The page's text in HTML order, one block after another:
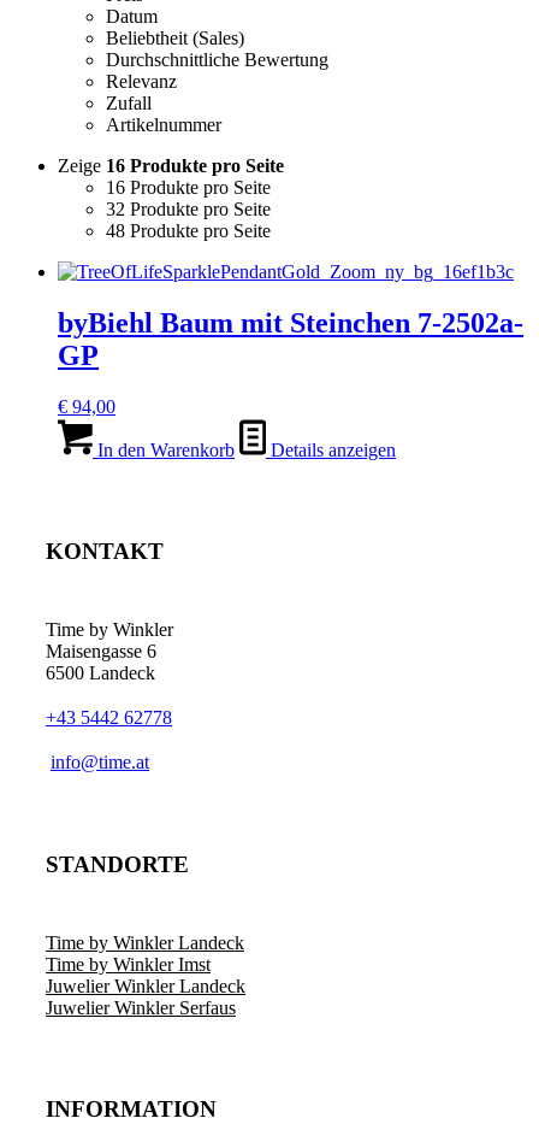
Datum
Beliebtheit (Sales)
Durchschnittliche Bewertung
Relevanz
Zufall
Artikelnummer
Zeige 16 Produkte pro Seite
16 Produkte pro Seite
32 Produkte pro Seite
48 Produkte pro Seite
byBiehl Baum mit Steinchen 7-2502a-
GP
€ 94,00
In den Warenkorb Details anzeigen
KONTAKT
Time by Winkler
Maisengasse 6
6500 Landeck
+43 5442 62778
­info@time.at
STANDORTE
Time by Winkler Landeck
Time by Winkler Imst
Juwelier Winkler Landeck
Juwelier Winkler Serfaus
INFORMATION